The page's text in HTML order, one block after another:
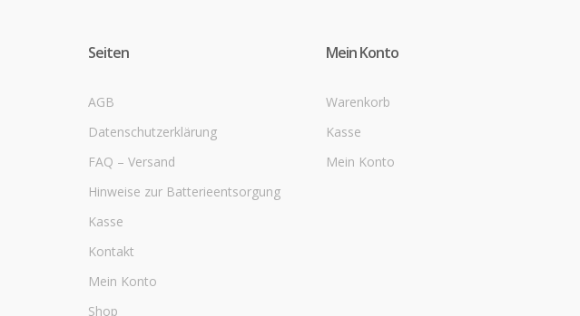
Seiten
AGB
Datenschutzerklärung
FAQ – Versand
Hinweise zur Batterieentsorgung
Kasse
Kontakt
Mein Konto
Shop
Mein Konto
Warenkorb
Kasse
Mein Konto